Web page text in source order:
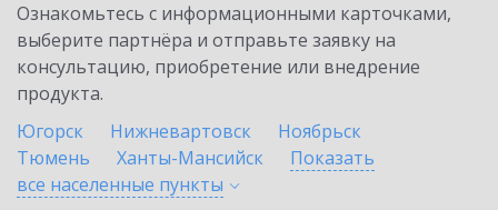
Ознакомьтесь с информационными карточками,
выберите партнёра и отправьте заявку на
консультацию, приобретение или внедрение
продукта.
Югорск
Нижневартовск
Ноябрьск
Тюмень
Ханты-Мансийск
Показать
все населенные пункты